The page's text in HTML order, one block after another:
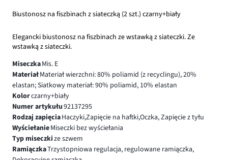
Biustonosz na fiszbinach z siateczką (2 szt.) czarny+biały
Elegancki biustonosz na fiszbinach ze wstawką z siateczki. Ze
wstawką z siateczki.
MiseczkaMis. E
MateriałMateriał wierzchni: 80% poliamid (z recyclingu), 20%
elastan; Siatkowy materiał: 90% poliamid, 10% elastan
Kolorczarny+biały
Numer artykułu92137295
Rodzaj zapięciaHaczyki,Zapięcie na haftki,Oczka, Zapięcie z tyłu
WyściełanieMiseczki bez wyściełania
Typ miseczkize szwem
RamiączkaTrzystopniowa regulacja, regulowane ramiączka,